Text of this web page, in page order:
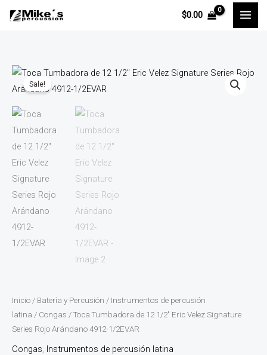
$0.00
Sale!
Inicio / Batería y Percusión / Instrumentos de percusión
latina / Congas / Toca Tumbadora de 12 1/2″ Eric Velez Signature
Series Rojo Arándano 4912-1/2EVAR
Congas, Instrumentos de percusión latina
Original
was:
$19,152.00.
Current
Toca
Tumbadora
de
1/2"
Eric
Velez
Signature
Series
Rojo
Arándano
4912-